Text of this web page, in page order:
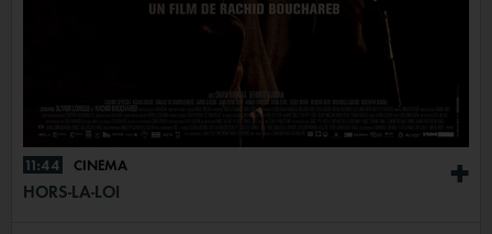
+
11:44 CINÉMA
HORS-LA-LOI